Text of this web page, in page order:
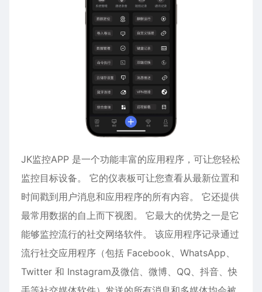
JK监控APP 是一个功能丰富的应用程序，可让您轻松
监控目标设备。 它的仪表板可让您查看从最新位置和
时间戳到用户消息和应用程序的所有内容。 它还提供
最常用数据的自上而下视图。 它最大的优势之一是它
能够监控流行的社交网络软件。 该应用程序记录通过
流行社交应用程序（包括 Facebook、WhatsApp、
Twitter 和 Instagram及微信、微博、QQ、抖音、快